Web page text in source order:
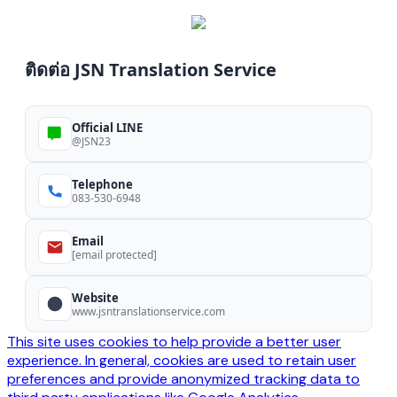
ติดต่อ JSN Translation Service
Official LINE
@JSN23
Telephone
083-530-6948
Email
[email protected]
Website
www.jsntranslationservice.com
This site uses cookies to help provide a better user
experience. In general, cookies are used to retain user
preferences and provide anonymized tracking data to